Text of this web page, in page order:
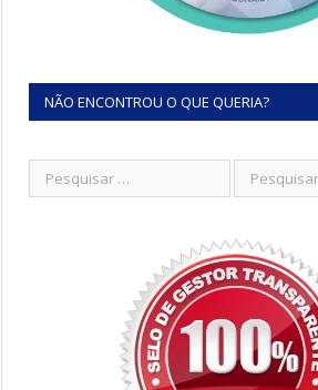
NÃO ENCONTROU O QUE QUERIA?